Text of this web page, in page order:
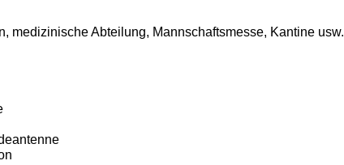
medizinische Abteilung, Mannschaftsmesse, Kantine usw.